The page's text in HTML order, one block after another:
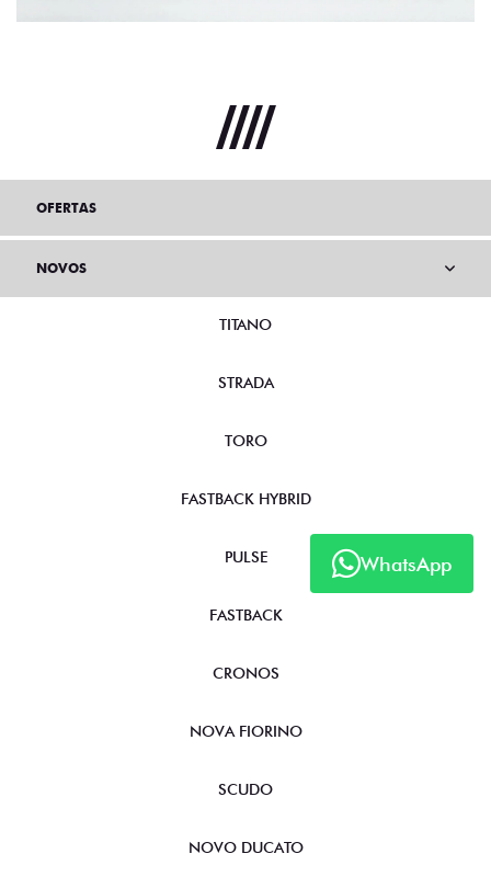
WhatsApp
OFERTAS
NOVOS
TITANO
STRADA
TORO
FASTBACK HYBRID
PULSE
FASTBACK
CRONOS
NOVA FIORINO
SCUDO
NOVO DUCATO